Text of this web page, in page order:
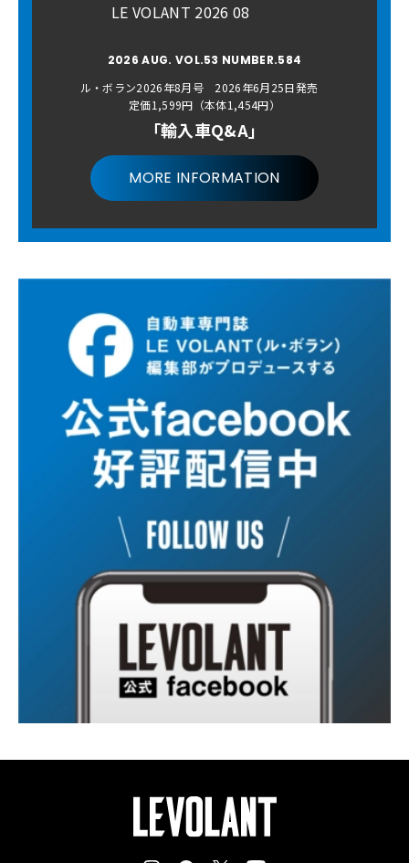
LE VOLANT 2026 08
2026 AUG. VOL.53 NUMBER.584
ル・ボラン2026年8月号 2026年6月25日発売
定価1,599円（本体1,454円）
「輸入車Q&A」
MORE INFORMATION